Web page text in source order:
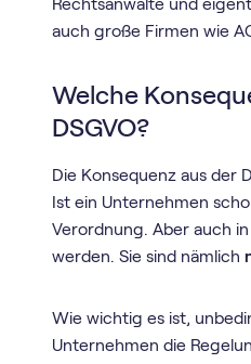
Rechtsanwälte und
auch große Firmen wie
Welche
DSGVO?
Die Konsequenz aus der
Ist ein Unternehmen
Verordnung. Aber auch
werden. Sie sind nämlich
Wie wichtig es ist,
Unternehmen die